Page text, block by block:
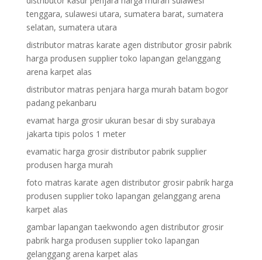
tenggara, sulawesi utara, sumatera barat, sumatera
selatan, sumatera utara
distributor matras karate agen distributor grosir pabrik
harga produsen supplier toko lapangan gelanggang
arena karpet alas
distributor matras penjara harga murah batam bogor
padang pekanbaru
evamat harga grosir ukuran besar di sby surabaya
jakarta tipis polos 1 meter
evamatic harga grosir distributor pabrik supplier
produsen harga murah
foto matras karate agen distributor grosir pabrik harga
produsen supplier toko lapangan gelanggang arena
karpet alas
gambar lapangan taekwondo agen distributor grosir
pabrik harga produsen supplier toko lapangan
gelanggang arena karpet alas